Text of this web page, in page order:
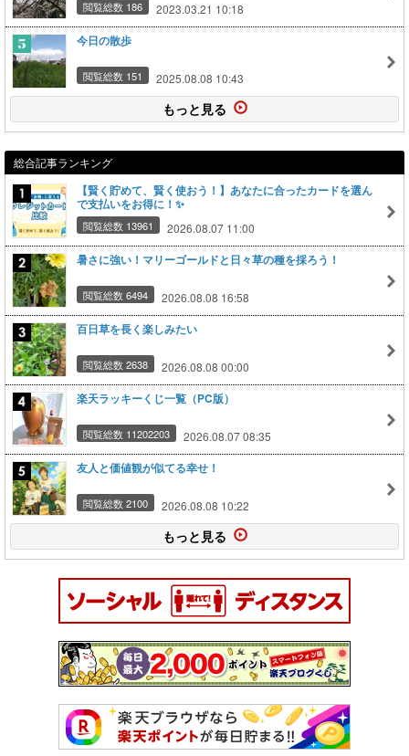
閲覧総数 186 2023.03.21 10:18
今日の散歩
閲覧総数 151 2025.08.08 10:43
もっと見る
総合記事ランキング
【賢く貯めて、賢く使おう！】あなたに合ったカードを選ん
で支払いをお得に！✨
閲覧総数 13961 2026.08.07 11:00
暑さに強い！マリーゴールドと日々草の種を採ろう！
閲覧総数 6494 2026.08.08 16:58
百日草を長く楽しみたい
閲覧総数 2638 2026.08.08 00:00
楽天ラッキーくじ一覧（PC版）
閲覧総数 11202203 2026.08.07 08:35
友人と価値観が似てる幸せ！
閲覧総数 2100 2026.08.08 10:22
もっと見る